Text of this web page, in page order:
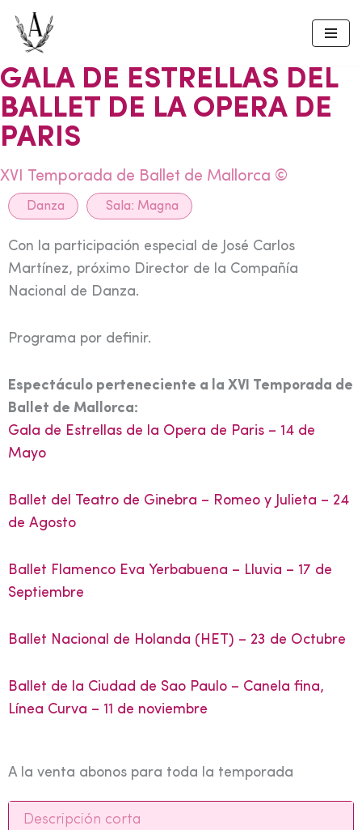
Skip
to
content
GALA DE ESTRELLAS DEL
BALLET DE LA OPERA DE
PARIS
XVI Temporada de Ballet de Mallorca ©
Danza Sala: Magna
Con la participación especial de José Carlos
Martínez, próximo Director de la Compañía
Nacional de Danza.
Programa por definir.
Espectáculo perteneciente a la XVI Temporada de
Ballet de Mallorca:
Gala de Estrellas de la Opera de Paris – 14 de
Mayo
Ballet del Teatro de Ginebra – Romeo y Julieta – 24
de Agosto
Ballet Flamenco Eva Yerbabuena – Lluvia – 17 de
Septiembre
Ballet Nacional de Holanda (HET) – 23 de Octubre
Ballet de la Ciudad de Sao Paulo – Canela fina,
Línea Curva – 11 de noviembre
A la venta abonos para toda la temporada
Descripción corta